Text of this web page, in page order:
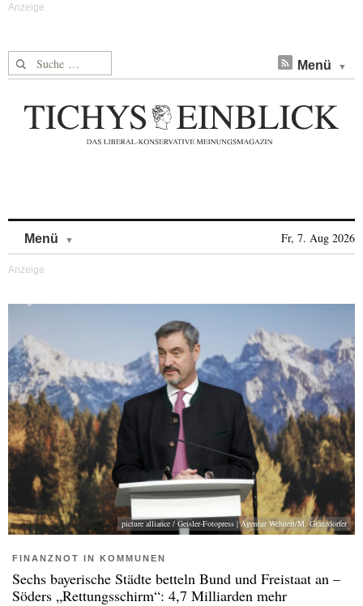
Suche nach: Menü
Menü Fr, 7. Aug 2026
picture alliance / Geisler-Fotopress | Agentur Wehnert/M. Gränzdörfer
FINANZNOT IN KOMMUNEN
Sechs bayerische Städte betteln Bund und Freistaat an –
Söders „Rettungsschirm“: 4,7 Milliarden mehr